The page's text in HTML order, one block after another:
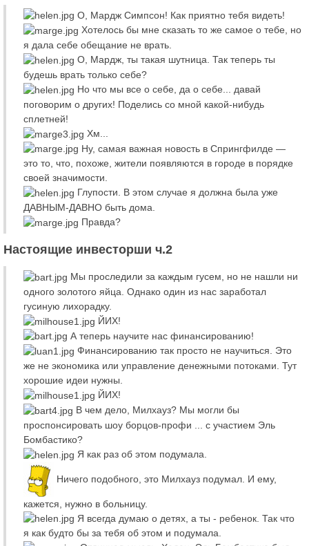
О, Мардж Симпсон! Как приятно тебя видеть!
Хотелось бы мне сказать то же самое о тебе, но
я дала себе обещание не врать.
О, Мардж, ты такая шутница. Так теперь ты
будешь врать только себе?
Но что мы все о себе, да о себе... давай
поговорим о других! Поделись со мной какой-нибудь
сплетней!
Хм...
Ну, самая важная новость в Спрингфилде —
это то, что, похоже, жители появляются в городе в порядке
своей значимости.
Глупости. В этом случае я должна была уже
ДАВНЫМ-ДАВНО быть дома.
Правда?
Настоящие инвесторши ч.2
Мы проследили за каждым гусем, но не нашли ни
одного золотого яйца. Однако один из нас заработал
гусиную лихорадку.
ЙИХ!
А теперь научите нас финансированию!
Финансированию так просто не научиться. Это
же не экономика или управление денежными потоками. Тут
хорошие идеи нужны.
ЙИХ!
В чем дело, Милхауз? Мы могли бы
проспонсировать шоу борцов-профи ... с участием Эль
Бомбастико?
Я как раз об этом подумала.
Ничего подобного, это Милхауз подумал. И ему,
кажется, нужно в больницу.
Я всегда думаю о детях, а ты - ребенок. Так что
я как будто бы за тебя об этом и подумала.